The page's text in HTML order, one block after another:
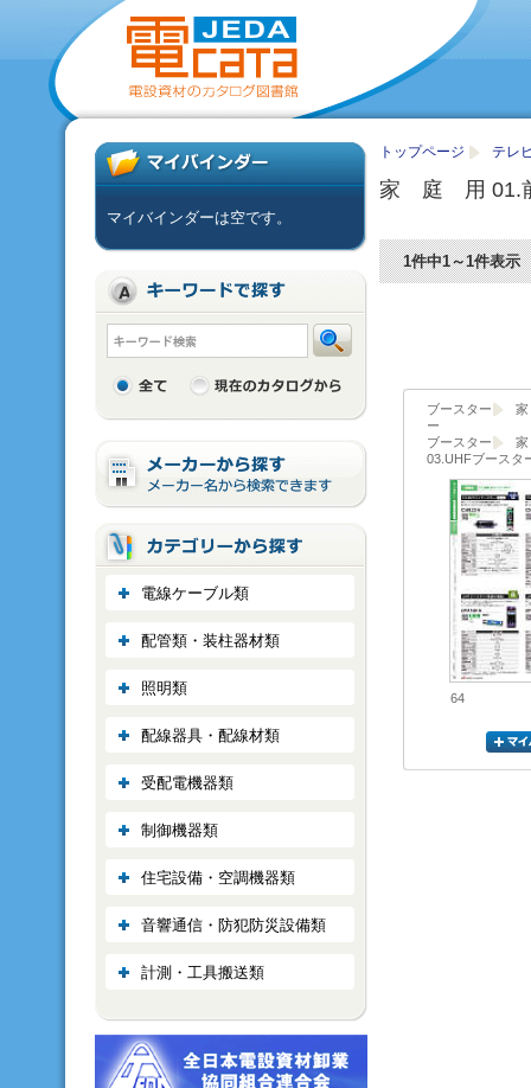
トップページ テレ
家 庭 用 01.
1件中1～1件表示
ブースター
ー
ブースター
03.UHFブースタ
64
マイバインダーは空です。
電線ケーブル類
配管類・装柱器材類
照明類
配線器具・配線材類
受配電機器類
制御機器類
住宅設備・空調機器類
音響通信・防犯防災設備類
計測・工具搬送類